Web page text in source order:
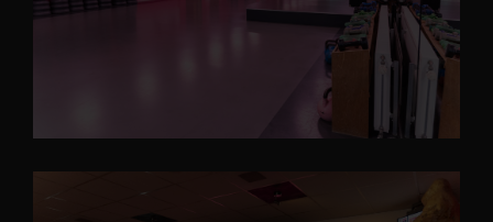
zomerrooster, waarin de openingstijden verminderd zullen
9. De lessen gaan door bij minimaal 5 deelnemers
Robey’s Gym behoud het recht de tarieven jaarlijks aan te